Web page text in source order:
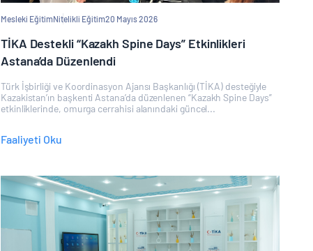
Mesleki EğitimNitelikli Eğitim20 Mayıs 2026
TİKA Destekli “Kazakh Spine Days” Etkinlikleri
Astana’da Düzenlendi
Türk İşbirliği ve Koordinasyon Ajansı Başkanlığı (TİKA) desteğiyle
Kazakistan’ın başkenti Astana’da düzenlenen “Kazakh Spine Days”
etkinliklerinde, omurga cerrahisi alanındaki güncel...
Faaliyeti Oku